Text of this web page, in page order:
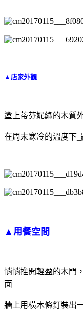
▲店家外觀
塗上蒂芬妮綠的木質
在周末寒冷的溫度下_
▲用餐空間
悄悄推開輕盈的木門
面
牆上用橫木條釘裝出